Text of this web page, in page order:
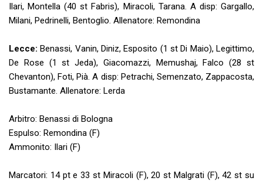
Ilari, Montella (40 st Fabris), Miracoli, Tarana. A disp: Gargallo,
Milani, Pedrinelli, Bentoglio. Allenatore: Remondina
Lecce:Benassi, Vanin, Diniz, Esposito (1 st Di Maio), Legittimo,
De Rose (1 st Jeda), Giacomazzi, Memushaj, Falco (28 st
Chevanton), Foti, Pià. A disp: Petrachi, Semenzato, Zappacosta,
Bustamante. Allenatore: Lerda
Arbitro: Benassi di Bologna
Espulso: Remondina (F)
Ammonito: Ilari (F)
Marcatori: 14 pt e 33 st Miracoli (F), 20 st Malgrati (F), 42 st su